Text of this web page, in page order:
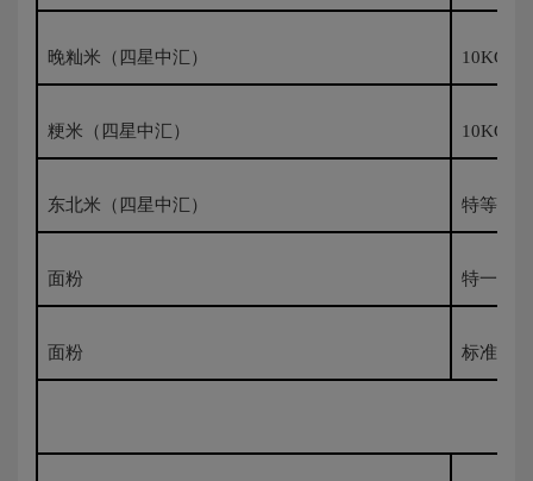
晚籼米（四星中汇） 10KG袋
粳米（四星中汇） 10KG袋
东北米（四星中汇） 特等
面粉 特一粉
面粉 标准粉